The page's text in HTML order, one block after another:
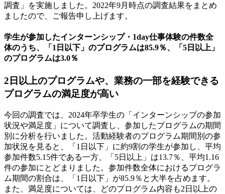
調査」を実施しました。2022年9月時点の調査結果をまとめ
ましたので、ご報告申し上げます。
学生が参加したインターンシップ・1day仕事体験の件数全
体のうち、「1日以下」のプログラムは85.9％、「5日以上」
のプログラムは3.0％
2日以上のプログラムや、業務の一部を経験できる
プログラムの満足度が高い
今回の調査では、2024年卒学生の「インターンシップの参加
状況や満足度」について調査し、参加したプログラムの期間
別に分析を行いました。活動経験者のプログラム期間別の参
加状況を見ると、「1日以下」に約9割の学生が参加し、平均
参加件数5.15件である一方、「5日以上」は13.7％、平均1.16
件の参加にとどまりました。参加件数全体におけるプログラ
ム期間の割合は、「1日以下」が85.9％と大半を占めます。
また、満足度については、どのプログラム内容も2日以上の